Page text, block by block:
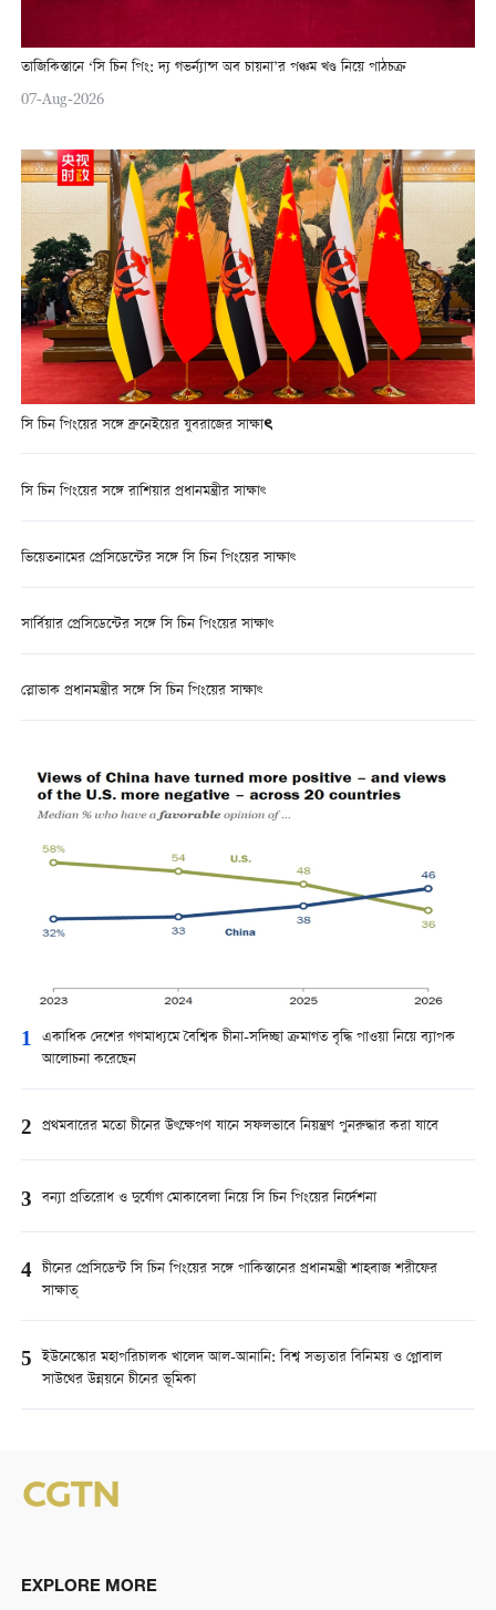
তাজিকিস্তানে ‘সি চিন পিং: দ্য গভর্ন্যান্স অব চায়না’র পঞ্চম খণ্ড নিয়ে পাঠচক্র
07-Aug-2026
সি চিন পিংয়ের সঙ্গে ব্রুনেইয়ের যুবরাজের সাক্ষাৎ
সি চিন পিংয়ের সঙ্গে রাশিয়ার প্রধানমন্ত্রীর সাক্ষাৎ
ভিয়েতনামের প্রেসিডেন্টের সঙ্গে সি চিন পিংয়ের সাক্ষাৎ
সার্বিয়ার প্রেসিডেন্টের সঙ্গে সি চিন পিংয়ের সাক্ষাৎ
স্লোভাক প্রধানমন্ত্রীর সঙ্গে সি চিন পিংয়ের সাক্ষাৎ
1 একাধিক দেশের গণমাধ্যমে বৈশ্বিক চীনা-সদিচ্ছা ক্রমাগত বৃদ্ধি পাওয়া নিয়ে ব্যাপক
আলোচনা করেছেন
2 প্রথমবারের মতো চীনের উৎক্ষেপণ যানে সফলভাবে নিয়ন্ত্রণ পুনরুদ্ধার করা যাবে
3 বন্যা প্রতিরোধ ও দুর্যোগ মোকাবেলা নিয়ে সি চিন পিংয়ের নির্দেশনা
4 চীনের প্রেসিডেন্ট সি চিন পিংয়ের সঙ্গে পাকিস্তানের প্রধানমন্ত্রী শাহবাজ শরীফের
সাক্ষাত্
5 ইউনেস্কোর মহাপরিচালক খালেদ আল-আনানি: বিশ্ব সভ্যতার বিনিময় ও গ্লোবাল
সাউথের উন্নয়নে চীনের ভূমিকা
EXPLORE MORE